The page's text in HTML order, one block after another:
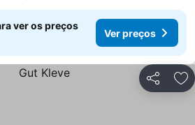
ver os preços
Ver preços
Partilhar